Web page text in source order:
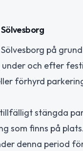
på
och efter
förhyrd
stängda
som finns på
denna period